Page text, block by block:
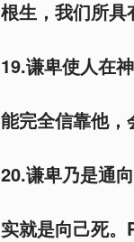
根生，我们所
19.谦卑使人在
能完全信靠他
20.谦卑乃是通
实就是向己死。